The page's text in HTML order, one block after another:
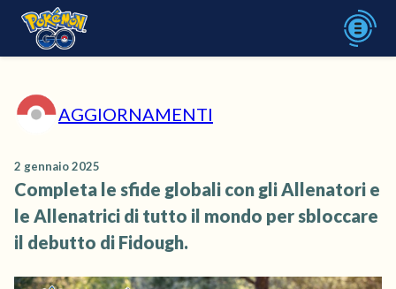
AGGIORNAMENTI
2 gennaio 2025
Completa le sfide globali con gli Allenatori e
le Allenatrici di tutto il mondo per sbloccare
il debutto di Fidough.